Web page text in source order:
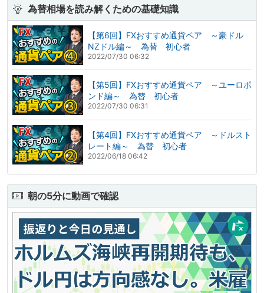
為替相場を読み解くための基礎知識
【第6回】FXおすすめ通貨ペア ～豪ドル
NZドル編～ 為替 初心者
2022/07/30 06:32
【第5回】FXおすすめ通貨ペア ～ユーロポ
ンド編～ 為替 初心者
2022/07/30 06:31
【第4回】FXおすすめ通貨ペア ～ドルスト
レート編～ 為替 初心者
2022/06/18 06:42
朝の5分に動画で確認